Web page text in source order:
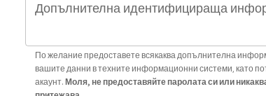
Допълнителна идентифицираща
По желание предоставете всякаква допълнителна
вашите данни в техните информационни системи, като
акаунт. Моля, не предоставяйте паролата си или